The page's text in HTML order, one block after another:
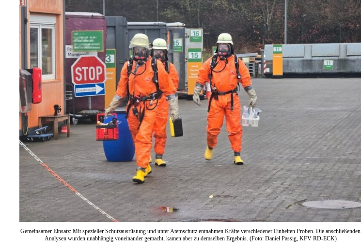
Gemeinsamer Einsatz: Mit spezieller Schutzausrüstung und unter Atemschutz entnahmen Kräfte verschiedener Einheiten Proben. Die anschließenden
Analysen wurden unabhängig voneinander gemacht, kamen aber zu demselben Ergebnis. (Foto: Daniel Passig, KFV RD-ECK)